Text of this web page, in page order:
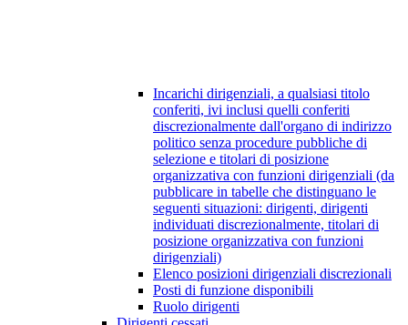
Incarichi dirigenziali, a qualsiasi titolo
conferiti, ivi inclusi quelli conferiti
discrezionalmente dall'organo di indirizzo
politico senza procedure pubbliche di
selezione e titolari di posizione
organizzativa con funzioni dirigenziali (da
pubblicare in tabelle che distinguano le
seguenti situazioni: dirigenti, dirigenti
individuati discrezionalmente, titolari di
posizione organizzativa con funzioni
dirigenziali)
Elenco posizioni dirigenziali discrezionali
Posti di funzione disponibili
Ruolo dirigenti